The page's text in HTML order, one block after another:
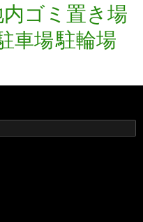
ゴミ置き場
車場駐輪場